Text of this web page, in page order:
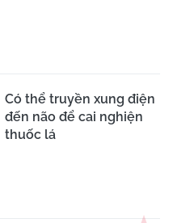
Có thể truyền xung điện
đến não để cai nghiện
thuốc lá